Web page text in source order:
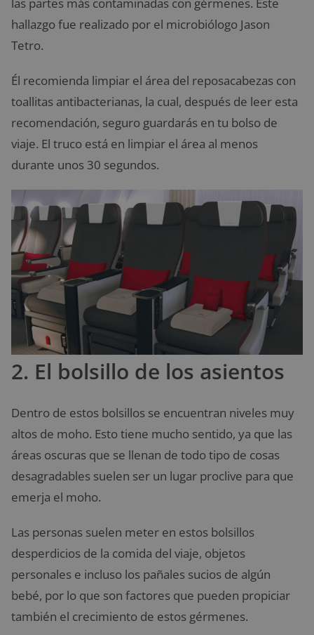
las partes más contaminadas con gérmenes. Este
hallazgo fue realizado por el microbiólogo Jason
Tetro.
Él recomienda limpiar el área del reposacabezas con
toallitas antibacterianas, la cual, después de leer esta
recomendación, seguro guardarás en tu bolso de
viaje. El truco está en limpiar el área al menos
durante unos 30 segundos.
2. El bolsillo de los asientos
Dentro de estos bolsillos se encuentran niveles muy
altos de moho. Esto tiene mucho sentido, ya que las
áreas oscuras que se llenan de todo tipo de cosas
desagradables suelen ser un lugar proclive para que
emerja el moho.
Las personas suelen meter en estos bolsillos
desperdicios de la comida del viaje, objetos
personales e incluso los pañales sucios de algún
bebé, por lo que son factores que pueden propiciar
también el crecimiento de estos gérmenes.